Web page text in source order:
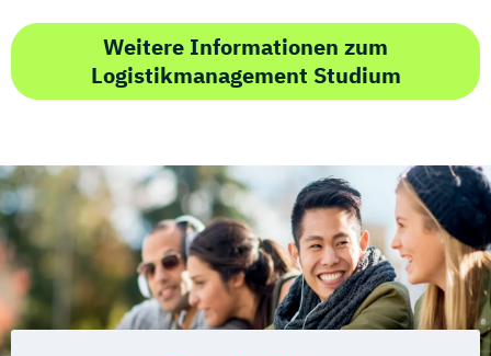
Weitere Informationen zum
Logistikmanagement Studium